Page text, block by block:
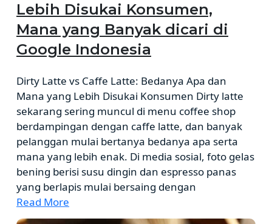
Lebih Disukai Konsumen,
Mana yang Banyak dicari di
Google Indonesia
Dirty Latte vs Caffe Latte: Bedanya Apa dan
Mana yang Lebih Disukai Konsumen Dirty latte
sekarang sering muncul di menu coffee shop
berdampingan dengan caffe latte, dan banyak
pelanggan mulai bertanya bedanya apa serta
mana yang lebih enak. Di media sosial, foto gelas
bening berisi susu dingin dan espresso panas
yang berlapis mulai bersaing dengan
Read More